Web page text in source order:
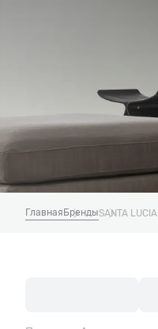
Главная БрендыSANTA LUCIA